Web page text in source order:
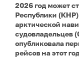
2026 год может
Республики
арктической
судовладельцев
опубликовала
рейсов на этот